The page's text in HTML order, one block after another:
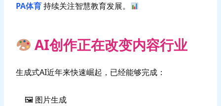
PA体育持续关注智慧教育发展。
AI创作正在改变内容行业
生成式AI近年来快速崛起，已经能够完成：
🖼 图片生成